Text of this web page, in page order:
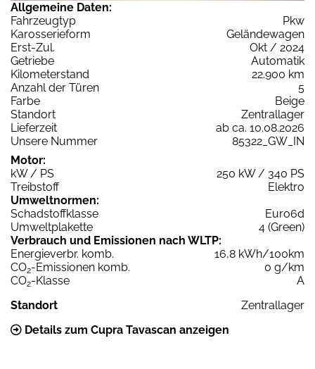
Allgemeine Daten:
Fahrzeugtyp
Pkw
Karosserieform
Geländewagen
Erst-Zul.
Okt / 2024
Getriebe
Automatik
Kilometerstand
22.900 km
Anzahl der Türen
5
Farbe
Beige
Standort
Zentrallager
Lieferzeit
ab ca. 10.08.2026
Unsere Nummer
85322_GW_IN
Motor:
kW / PS
250 kW / 340 PS
Treibstoff
Elektro
Umweltnormen:
Schadstoffklasse
Euro6d
Umweltplakette
4 (Green)
Verbrauch und Emissionen nach WLTP:
Energieverbr. komb.
16,8 kWh/100km
CO2-Emissionen komb.
0 g/km
CO2-Klasse
A
Standort
Zentrallager
Details zum Cupra Tavascan anzeigen